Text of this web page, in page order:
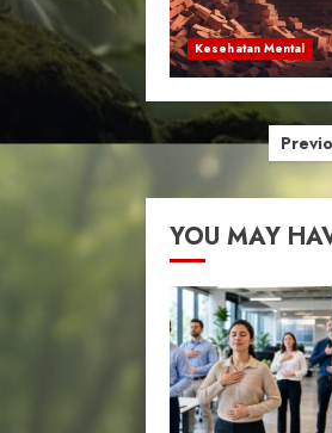
Kesehatan Mental
YOU MAY